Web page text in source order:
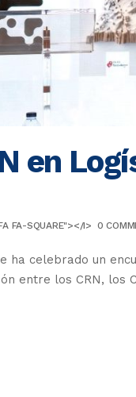
en
FA-SQUARE"></I> 0
ha celebrado un
entre los CRN, los